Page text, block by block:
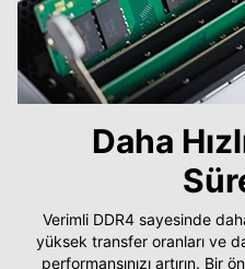
Daha
Verimli DDR4 sayesinde
yüksek transfer oranları ve
performansınızı artırın. Bir